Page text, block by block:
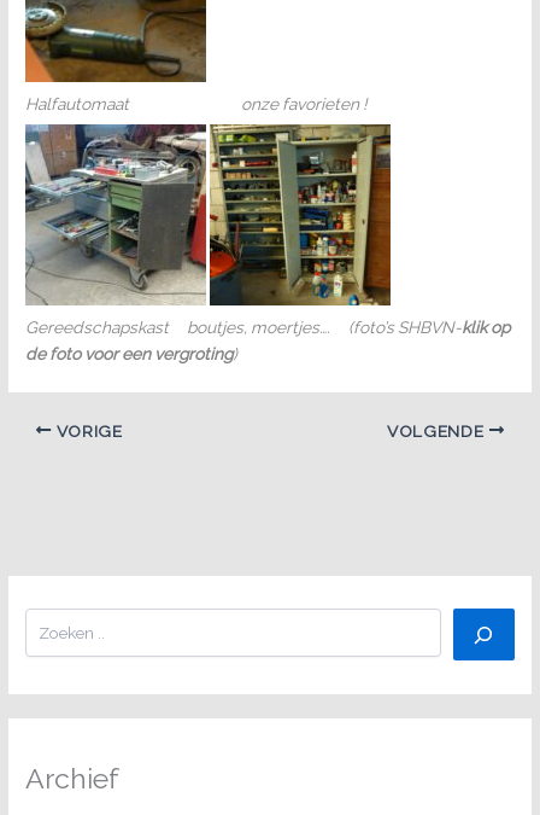
Halfautomaat onze favorieten !
Gereedschapskast boutjes, moertjes…. (foto’s SHBVN-klik op
de foto voor een vergroting)
VORIGE VOLGENDE
Archief